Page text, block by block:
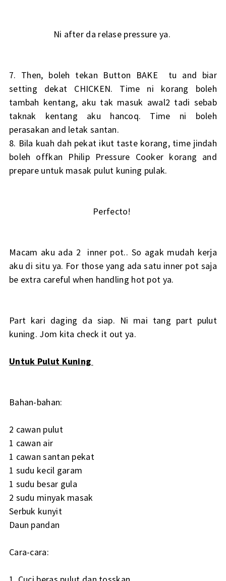
Ni after da relase pressure ya.
7. Then, boleh tekan Button BAKE tu and biar
setting dekat CHICKEN. Time ni korang boleh
tambah kentang, aku tak masuk awal2 tadi sebab
taknak kentang aku hancoq. Time ni boleh
perasakan and letak santan.
8. Bila kuah dah pekat ikut taste korang, time jindah
boleh offkan Philip Pressure Cooker korang and
prepare untuk masak pulut kuning pulak.
Perfecto!
Macam aku ada 2 inner pot.. So agak mudah kerja
aku di situ ya. For those yang ada satu inner pot saja
be extra careful when handling hot pot ya.
Part kari daging da siap. Ni mai tang part pulut
kuning. Jom kita check it out ya.
Untuk Pulut Kuning
Bahan-bahan:
2 cawan pulut
1 cawan air
1 cawan santan pekat
1 sudu kecil garam
1 sudu besar gula
2 sudu minyak masak
Serbuk kunyit
Daun pandan
Cara-cara: